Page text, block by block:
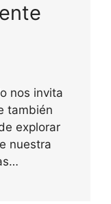
nos invita
también
explorar
nuestra